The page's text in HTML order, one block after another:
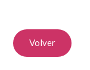
Volver